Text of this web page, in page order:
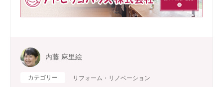
内藤 麻里絵
カテゴリー リフォーム・リノベーション